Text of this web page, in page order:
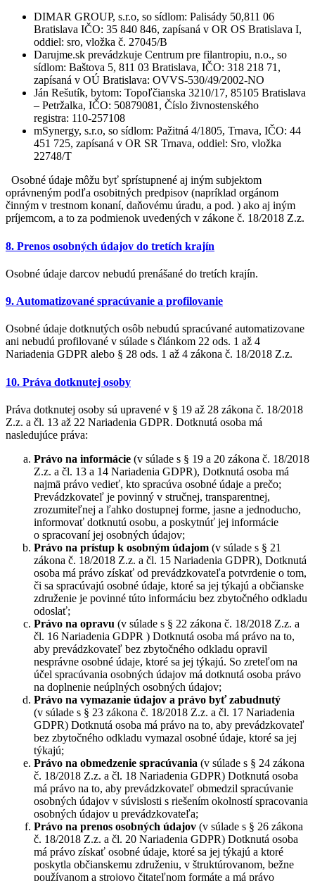
DIMAR GROUP, s.r.o, so sídlom: Palisády 50,811 06
Bratislava IČO: 35 840 846, zapísaná v OR OS Bratislava I,
oddiel: sro, vložka č. 27045/B
Darujme.sk prevádzkuje Centrum pre filantropiu, n.o., so
sídlom: Baštova 5, 811 03 Bratislava, IČO: 318 218 71,
zapísaná v OÚ Bratislava: OVVS-530/49/2002-NO
Ján Rešutík, bytom: Topoľčianska 3210/17, 85105 Bratislava
– Petržalka, IČO: 50879081, Číslo živnostenského
registra: 110-257108
mSynergy, s.r.o, so sídlom: Pažitná 4/1805, Trnava, IČO: 44
451 725, zapísaná v OR SR Trnava, oddiel: Sro, vložka
22748/T
Osobné údaje môžu byť sprístupnené aj iným subjektom
oprávneným podľa osobitných predpisov (napríklad orgánom
činným v trestnom konaní, daňovému úradu, a pod. ) ako aj iným
príjemcom, a to za podmienok uvedených v zákone č. 18/2018 Z.z.
8. Prenos osobných údajov do tretích krajín
Osobné údaje darcov nebudú prenášané do tretích krajín.
9. Automatizované spracúvanie a profilovanie
Osobné údaje dotknutých osôb nebudú spracúvané automatizovane
ani nebudú profilované v súlade s článkom 22 ods. 1 až 4
Nariadenia GDPR alebo § 28 ods. 1 až 4 zákona č. 18/2018 Z.z.
10. Práva dotknutej osoby
Práva dotknutej osoby sú upravené v § 19 až 28 zákona č. 18/2018
Z.z. a čl. 13 až 22 Nariadenia GDPR. Dotknutá osoba má
nasledujúce práva:
Právo na informácie (v súlade s § 19 a 20 zákona č. 18/2018
Z.z. a čl. 13 a 14 Nariadenia GDPR), Dotknutá osoba má
najmä právo vedieť, kto spracúva osobné údaje a prečo;
Prevádzkovateľ je povinný v stručnej, transparentnej,
zrozumiteľnej a ľahko dostupnej forme, jasne a jednoducho,
informovať dotknutú osobu, a poskytnúť jej informácie
o spracovaní jej osobných údajov;
Právo na prístup k osobným údajom (v súlade s § 21
zákona č. 18/2018 Z.z. a čl. 15 Nariadenia GDPR), Dotknutá
osoba má právo získať od prevádzkovateľa potvrdenie o tom,
či sa spracúvajú osobné údaje, ktoré sa jej týkajú a občianske
združenie je povinné túto informáciu bez zbytočného odkladu
odoslať;
Právo na opravu (v súlade s § 22 zákona č. 18/2018 Z.z. a
čl. 16 Nariadenia GDPR ) Dotknutá osoba má právo na to,
aby prevádzkovateľ bez zbytočného odkladu opravil
nesprávne osobné údaje, ktoré sa jej týkajú. So zreteľom na
účel spracúvania osobných údajov má dotknutá osoba právo
na doplnenie neúplných osobných údajov;
Právo na vymazanie údajov a právo byť zabudnutý
(v súlade s § 23 zákona č. 18/2018 Z.z. a čl. 17 Nariadenia
GDPR) Dotknutá osoba má právo na to, aby prevádzkovateľ
bez zbytočného odkladu vymazal osobné údaje, ktoré sa jej
týkajú;
Právo na obmedzenie spracúvania (v súlade s § 24 zákona
č. 18/2018 Z.z. a čl. 18 Nariadenia GDPR) Dotknutá osoba
má právo na to, aby prevádzkovateľ obmedzil spracúvanie
osobných údajov v súvislosti s riešením okolností spracovania
osobných údajov u prevádzkovateľa;
Právo na prenos osobných údajov (v súlade s § 26 zákona
č. 18/2018 Z.z. a čl. 20 Nariadenia GDPR) Dotknutá osoba
má právo získať osobné údaje, ktoré sa jej týkajú a ktoré
poskytla občianskemu združeniu, v štruktúrovanom, bežne
používanom a strojovo čitateľnom formáte a má právo